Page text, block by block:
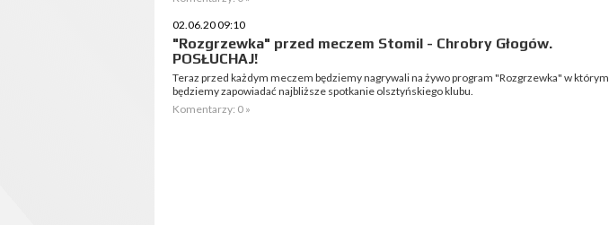
02.06.20 09:10
"Rozgrzewka" przed meczem Stomil - Chrobry Głogów.
POSŁUCHAJ!
Teraz przed każdym meczem będziemy nagrywali na żywo program "Rozgrzewka" w którym
będziemy zapowiadać najbliższe spotkanie olsztyńskiego klubu.
Komentarzy: 0 »